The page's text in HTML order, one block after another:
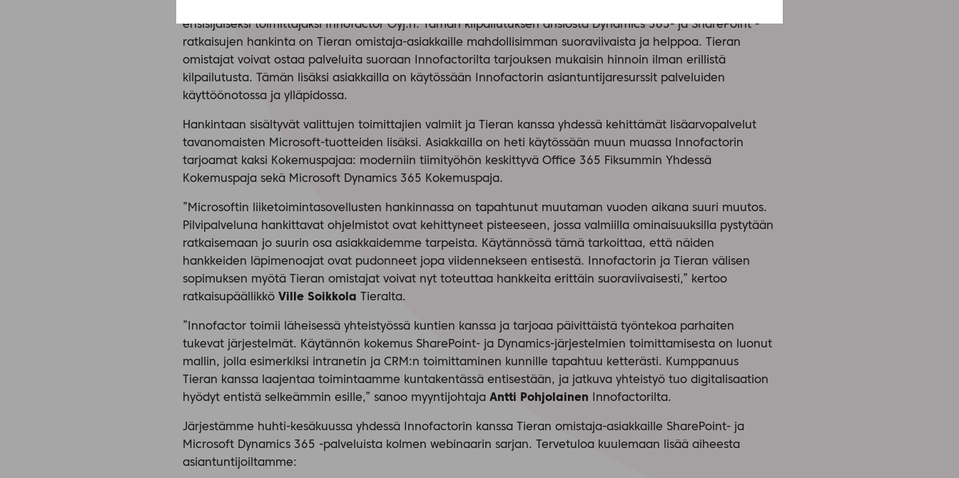
ensisijaiseksi toimittajaksi Innofactor Oyj:n. Tämän kilpailutuksen ansiosta Dynamics 365- ja SharePoint -
ratkaisujen hankinta on Tieran omistaja-asiakkaille mahdollisimman suoraviivaista ja helppoa. Tieran
omistajat voivat ostaa palveluita suoraan Innofactorilta tarjouksen mukaisin hinnoin ilman erillistä
kilpailutusta. Tämän lisäksi asiakkailla on käytössään Innofactorin asiantuntijaresurssit palveluiden
käyttöönotossa ja ylläpidossa.
Hankintaan sisältyvät valittujen toimittajien valmiit ja Tieran kanssa yhdessä kehittämät lisäarvopalvelut
tavanomaisten Microsoft-tuotteiden lisäksi. Asiakkailla on heti käytössään muun muassa Innofactorin
tarjoamat kaksi Kokemuspajaa: moderniin tiimityöhön keskittyvä Office 365 Fiksummin Yhdessä
Kokemuspaja sekä Microsoft Dynamics 365 Kokemuspaja.
”Microsoftin liiketoimintasovellusten hankinnassa on tapahtunut muutaman vuoden aikana suuri muutos.
Pilvipalveluna hankittavat ohjelmistot ovat kehittyneet pisteeseen, jossa valmiilla ominaisuuksilla pystytään
ratkaisemaan jo suurin osa asiakkaidemme tarpeista. Käytännössä tämä tarkoittaa, että näiden
hankkeiden läpimenoajat ovat pudonneet jopa viidennekseen entisestä. Innofactorin ja Tieran välisen
sopimuksen myötä Tieran omistajat voivat nyt toteuttaa hankkeita erittäin suoraviivaisesti,” kertoo
ratkaisupäällikkö Ville Soikkola Tieralta.
”Innofactor toimii läheisessä yhteistyössä kuntien kanssa ja tarjoaa päivittäistä työntekoa parhaiten
tukevat järjestelmät. Käytännön kokemus SharePoint- ja Dynamics-järjestelmien toimittamisesta on luonut
mallin, jolla esimerkiksi intranetin ja CRM:n toimittaminen kunnille tapahtuu ketterästi. Kumppanuus
Tieran kanssa laajentaa toimintaamme kuntakentässä entisestään, ja jatkuva yhteistyö tuo digitalisaation
hyödyt entistä selkeämmin esille,” sanoo myyntijohtaja Antti Pohjolainen Innofactorilta.
Järjestämme huhti-kesäkuussa yhdessä Innofactorin kanssa Tieran omistaja-asiakkaille SharePoint- ja
Microsoft Dynamics 365 -palveluista kolmen webinaarin sarjan. Tervetuloa kuulemaan lisää aiheesta
asiantuntijoiltamme: